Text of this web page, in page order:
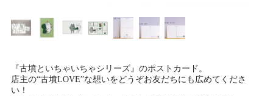
『古墳といちゃいちゃシリーズ』のポストカード。
店主の“古墳LOVE”な想いをどうぞお友だちにも広めてくださ
い！